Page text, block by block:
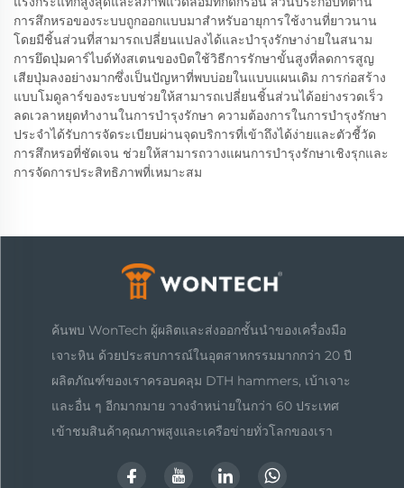
การสึกหรอของระบบถูกออกแบบมาสำหรับอายุการใช้งานที่ยาวนาน
โดยมีชิ้นส่วนที่สามารถเปลี่ยนแปลงได้และบำรุงรักษาง่ายในสนาม
การยึดปุ่มคาร์ไบด์ทังสเตนของบิตใช้วิธีการรักษาขั้นสูงที่ลดการสูญ
เสียปุ่มลงอย่างมากซึ่งเป็นปัญหาที่พบบ่อยในแบบแผนเดิม การก่อสร้าง
แบบโมดูลาร์ของระบบช่วยให้สามารถเปลี่ยนชิ้นส่วนได้อย่างรวดเร็ว
ลดเวลาหยุดทำงานในการบำรุงรักษา ความต้องการในการบำรุงรักษา
ประจำได้รับการจัดระเบียบผ่านจุดบริการที่เข้าถึงได้ง่ายและตัวชี้วัด
การสึกหรอที่ชัดเจน ช่วยให้สามารถวางแผนการบำรุงรักษาเชิงรุกและ
การจัดการประสิทธิภาพที่เหมาะสม
ค้นพบ WonTech ผู้ผลิตและส่งออกชั้นนำของเครื่องมือ
เจาะหิน ด้วยประสบการณ์ในอุตสาหกรรมมากกว่า 20 ปี
ผลิตภัณฑ์ของเราครอบคลุม DTH hammers, เบ้าเจาะ
และอื่น ๆ อีกมากมาย วางจำหน่ายในกว่า 60 ประเทศ
เข้าชมสินค้าคุณภาพสูงและเครือข่ายทั่วโลกของเรา